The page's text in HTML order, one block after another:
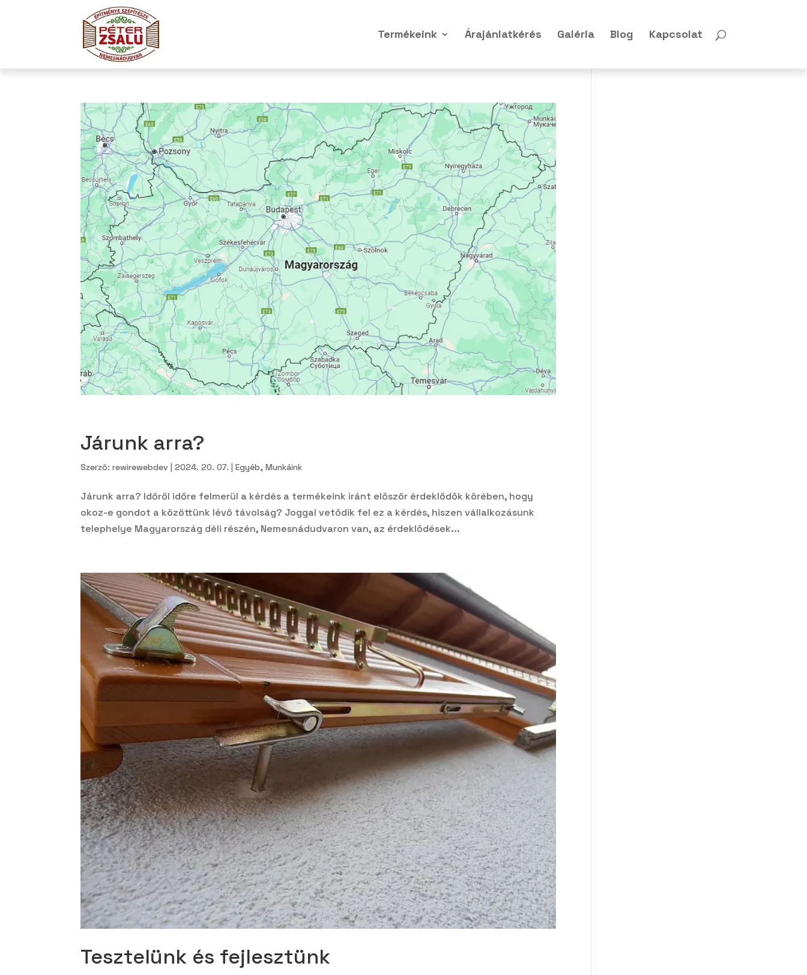
Termékeink Árajánlatkérés Galéria Blog Kapcsolat
Járunk arra?
Szerző:rewirewebdev |2024. 20. 07. |Egyéb,Munkáink
Járunk arra? Időről időre felmerül a kérdés a termékeink iránt először érdeklődők körében, hogy
okoz-e gondot a közöttünk lévő távolság? Joggal vetődik fel ez a kérdés, hiszen vállalkozásunk
telephelye Magyarország déli részén, Nemesnádudvaron van, az érdeklődések...
Tesztelünk és fejlesztünk